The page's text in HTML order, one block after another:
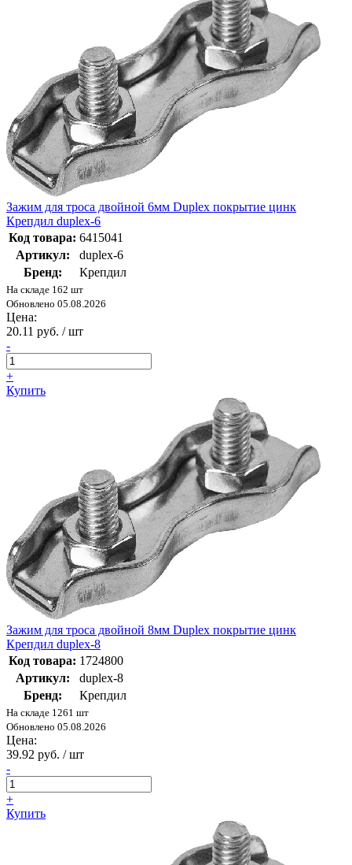
Зажим для троса двойной 6мм Duplex покрытие цинк
Крепдил duplex-6
Код товара: 6415041
Артикул:
duplex-6
Бренд:
Крепдил
На складе 162 шт
Обновлено 05.08.2026
Цена:
20.11 руб. / шт
-
+
Купить
Зажим для троса двойной 8мм Duplex покрытие цинк
Крепдил duplex-8
Код товара: 1724800
Артикул:
duplex-8
Бренд:
Крепдил
На складе 1261 шт
Обновлено 05.08.2026
Цена:
39.92 руб. / шт
-
+
Купить